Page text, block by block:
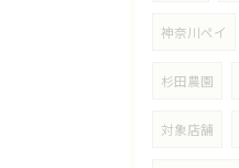
神奈川ペイ
杉田農園
対象店舗